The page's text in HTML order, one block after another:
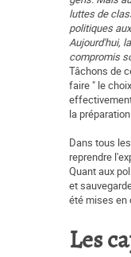
luttes de
politiques
Aujourd'hui,
compromis
Tâchons de
faire " le
la
Dans tous
reprendre
Quant aux
et
été mises en
Les